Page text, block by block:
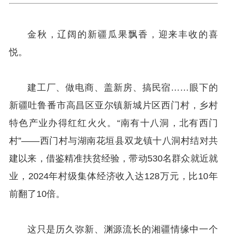
金秋，辽阔的新疆瓜果飘香，迎来丰收的喜
悦。
建工厂、做电商、盖新房、搞民宿……眼下的
新疆吐鲁番市高昌区亚尔镇新城片区西门村，乡村
特色产业办得红红火火。“南有十八洞，北有西门
村”——西门村与湖南花垣县双龙镇十八洞村结对共
建以来，借鉴精准扶贫经验，带动530名群众就近就
业，2024年村级集体经济收入达128万元，比10年
前翻了10倍。
这只是历久弥新、渊源流长的湘疆情缘中一个